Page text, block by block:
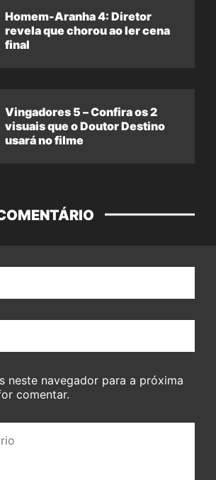
Homem-Aranha 4: Diretor
revela que chorou ao ler cena
final
Vingadores 5 – Confira os 2
visuais que o Doutor Destino
usará no filme
neste navegador para a próxima
comentar.